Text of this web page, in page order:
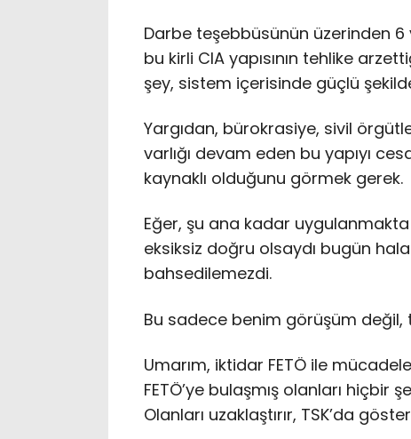
Darbe teşebbüsünün üzerinden
bu kirli CIA yapısının tehlike
şey, sistem içerisinde güçlü
Yargıdan, bürokrasiye, sivil
varlığı devam eden bu yapıyı
kaynaklı olduğunu görmek gerek.
Eğer, şu ana kadar
eksiksiz doğru olsaydı bugün
bahsedilemezdi.
Bu sadece benim görüşüm
Umarım, iktidar FETÖ ile
FETÖ’ye bulaşmış olanları
Olanları uzaklaştırır, TSK’da